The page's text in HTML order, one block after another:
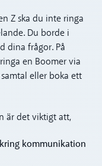
Z ska du inte ringa
Du borde i
dina frågor. På
en Boomer via
eller boka ett
är det viktigt att,
kommunikation